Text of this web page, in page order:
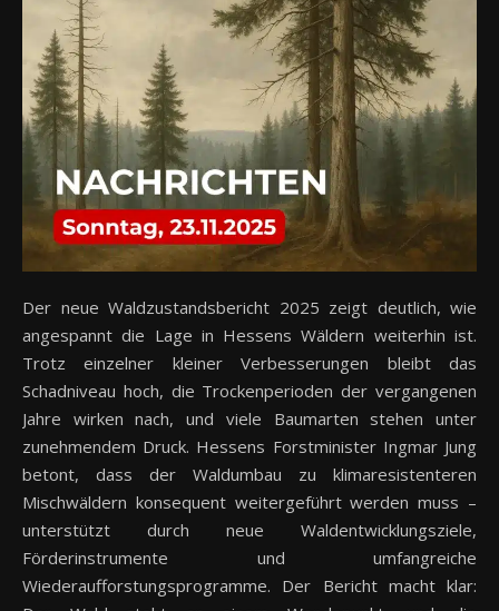
Der neue Waldzustandsbericht 2025 zeigt deutlich, wie
angespannt die Lage in Hessens Wäldern weiterhin ist.
Trotz einzelner kleiner Verbesserungen bleibt das
Schadniveau hoch, die Trockenperioden der vergangenen
Jahre wirken nach, und viele Baumarten stehen unter
zunehmendem Druck. Hessens Forstminister Ingmar Jung
betont, dass der Waldumbau zu klimaresistenteren
Mischwäldern konsequent weitergeführt werden muss –
unterstützt durch neue Waldentwicklungsziele,
Förderinstrumente und umfangreiche
Wiederaufforstungsprogramme. Der Bericht macht klar: